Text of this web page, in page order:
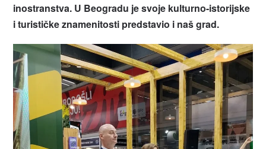
inostranstva. U Beogradu je svoje kulturno-istorijske
i turističke znamenitosti predstavio i naš grad.